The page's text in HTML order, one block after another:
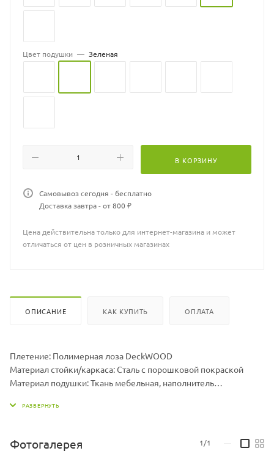
Цвет подушки — Зеленая
В КОРЗИНУ
Самовывоз сегодня - бесплатно
Доставка завтра - от 800 ₽
Цена действительна только для интернет-магазина и может
отличаться от цен в розничных магазинах
ОПИСАНИЕ КАК КУПИТЬ ОПЛАТА
Плетение: Полимерная лоза DeckWOOD
Материал стойки/каркаса: Сталь с порошковой покраской
Материал подушки: Ткань мебельная, наполнитель
Размер гамака ДхШхВ, мм: 960 х 1300 х 710
Вес стойки, кг: 19,5
Фотогалерея 1/1